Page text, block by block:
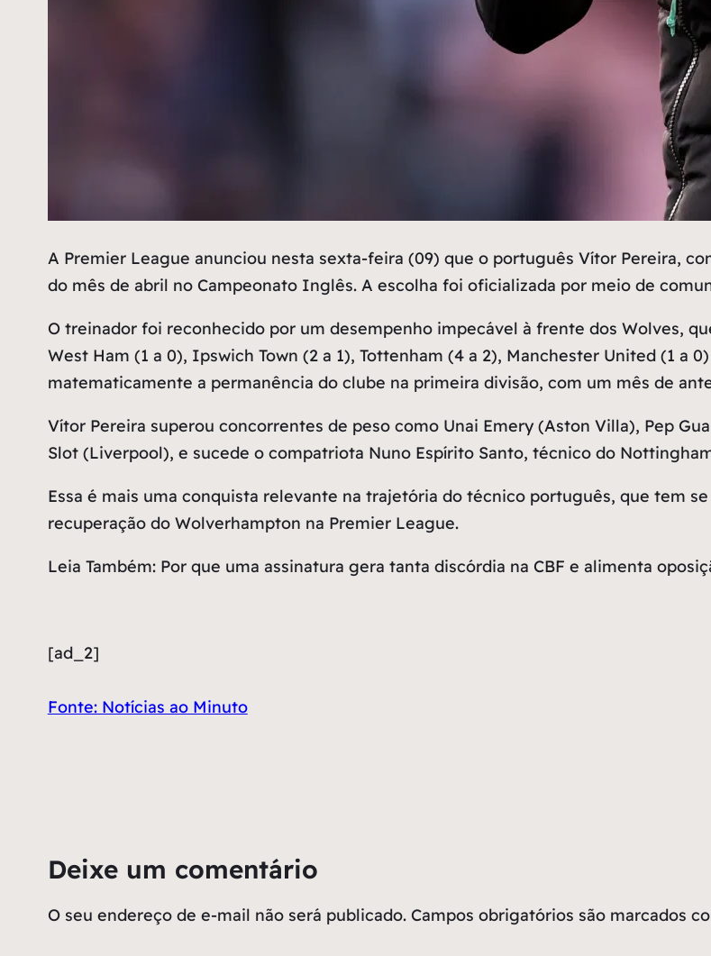
A Premier League anunciou nesta sexta-feira (09) que o português Vítor Pereira,
do mês de abril no Campeonato Inglês. A escolha foi oficializada por meio de
O treinador foi reconhecido por um desempenho impecável à frente dos Wolves,
West Ham (1 a 0), Ipswich Town (2 a 1), Tottenham (4 a 2), Manchester United (1 a
matematicamente a permanência do clube na primeira divisão, com um mês de
Vítor Pereira superou concorrentes de peso como Unai Emery (Aston Villa), Pep
Slot (Liverpool), e sucede o compatriota Nuno Espírito Santo, técnico do
Essa é mais uma conquista relevante na trajetória do técnico português, que tem
recuperação do Wolverhampton na Premier League.
Leia Também: Por que uma assinatura gera tanta discórdia na CBF e alimenta
[ad_2]
Fonte: Notícias ao Minuto
Deixe um comentário
O seu endereço de e-mail não será publicado. Campos obrigatórios são marcados